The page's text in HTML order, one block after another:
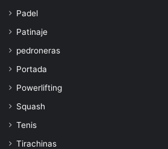
Padel
Patinaje
pedroneras
Portada
Powerlifting
Squash
Tenis
Tirachinas